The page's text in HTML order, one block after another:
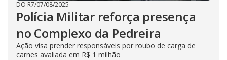
DO R7/07/08/2025
Polícia Militar reforça presença
no Complexo da Pedreira
Ação visa prender responsáveis por roubo de carga de
carnes avaliada em R$ 1 milhão